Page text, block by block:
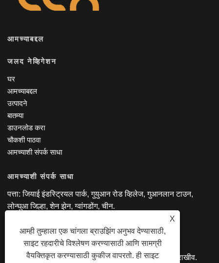
X
आम्ही तुम्हाला एक चांगला ब्राउझिंग अनुभव देण्यासाठी,
साइट रहदारीचे विश्लेषण करण्यासाठी आणि सामग्री
वैयक्तिकृत करण्यासाठी कुकीज वापरतो. ही साइट
आमच्याबद्दल
जलद नेव्हिगेशन
घर
आमच्याबद्दल
उत्पादने
बातम्या
डाउनलोड करा
चौकशी पाठवा
आमच्याशी संपर्क साधा
आमच्याशी संपर्क साधा
पत्ता: जियाई इंडस्ट्रियल पार्क, गुयुआन रोड व्हिलेज, गुआनलान टाउन,
लोन्घुआ जिल्हा, शेन झेन, ग्वांगडोंग, चीन.
ईमेल:manager@lexsmartcard.com
कॉपीराइट © 2022 शेन्झेन लेक्स स्मार्ट कं, लि. सर्व हक्क राखीव.